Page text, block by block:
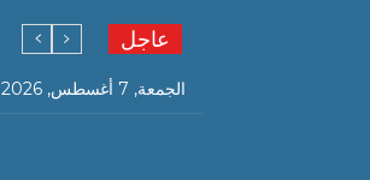
عاجل
الجمعة, 7 أغسطس, 2026